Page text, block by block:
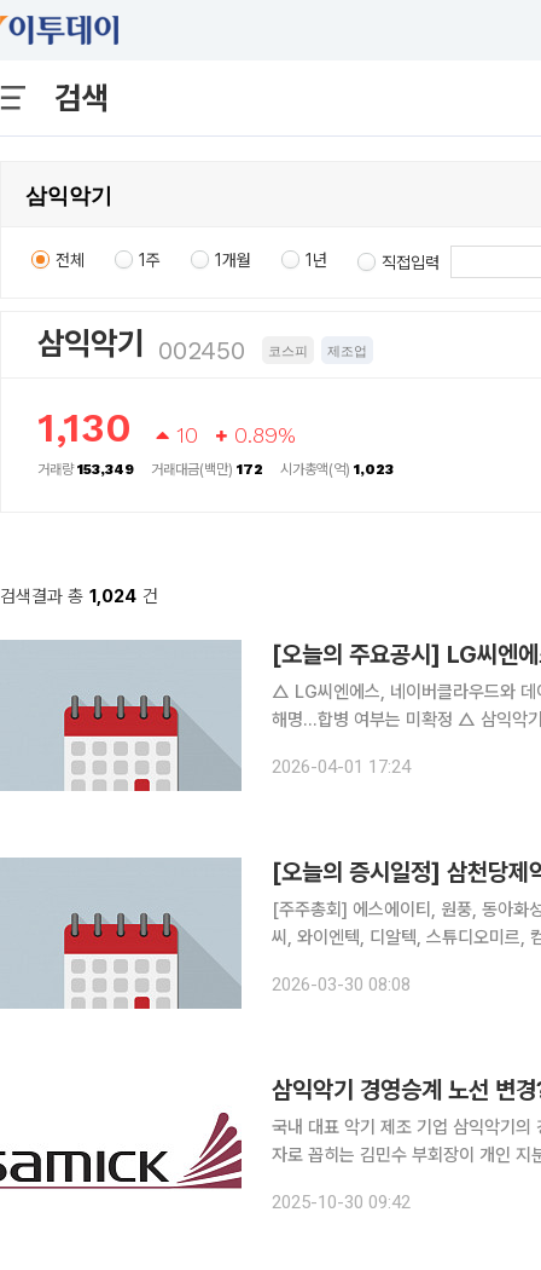
검색
전체 1주 1개월 1년 직접입력
삼익악기 002450 코스피 제조업
1,130 10 0.89%
거래량153,349 거래대금(백만) 172 시가총액(억) 1,023
검색결과 총 1,024 건
[오늘의 주요공시] LG씨엔에
△ LG씨엔에스, 네이버클라우드와 데이터센터 공급계약
해명…합병 여부는 미확정 △ 삼익악기, 사외이사 2명 신규 선임…1명 자진 사임 △ 이화공영, 상장
2026-04-01 17:24
[오늘의 증시일정] 삼천당제
[주주총회] 에스에이티, 원풍, 동아화
씨, 와이엔텍, 디알텍, 스튜디오미르,
온, 뉴로핏, 아이티엠반도체, 버넥트,
2026-03-30 08:08
삼익악기 경영승계 노선 변
국내 대표 악기 제조 기업 삼익악기
자로 꼽히는 김민수 부회장이 개인 지
기 김 부회장은 자신이 보유하고 있
2025-10-30 09:42